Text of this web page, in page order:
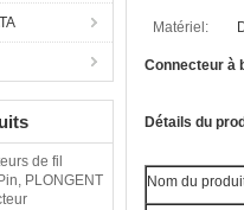
de fil
PLONGENT
Matériel:
Connecteur à
Détails du
Nom du